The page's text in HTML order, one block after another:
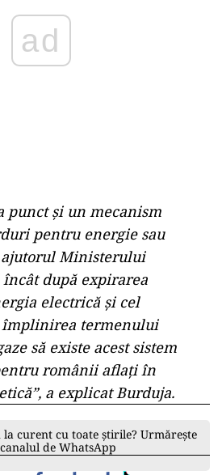
ad
punct și un mecanism
pentru energie sau
ajutorul Ministerului
după expirarea
electrică și cel
împlinirea termenului
să existe acest sistem
românii aflați în
a explicat Burduja.
curent cu toate știrile? Urmărește
de WhatsApp